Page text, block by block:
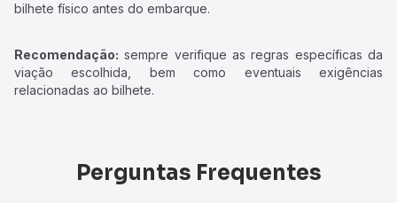
bilhete físico antes do embarque.
Recomendação: sempre verifique as regras específicas da
viação escolhida, bem como eventuais exigências
relacionadas ao bilhete.
Perguntas Frequentes